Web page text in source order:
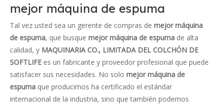
mejor máquina de espuma
Tal vez usted sea un gerente de compras de mejor máquina
de espuma, que busque mejor máquina de espuma de alta
calidad, y MAQUINARIA CO., LIMITADA DEL COLCHÓN DE
SOFTLIFE es un fabricante y proveedor profesional que puede
satisfacer sus necesidades. No solo mejor máquina de
espuma que producimos ha certificado el estándar
internacional de la industria, sino que también podemos